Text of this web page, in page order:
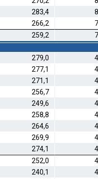
283,4
266,2
259,2
279,0
277,1
271,1
256,7
249,6
258,8
264,6
269,9
274,1
252,0
240,1